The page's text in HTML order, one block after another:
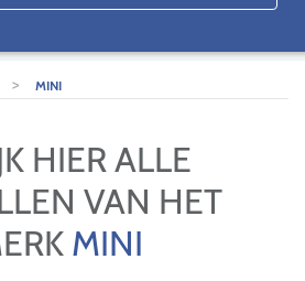
> MINI
HIER ALLE
VAN HET
MINI